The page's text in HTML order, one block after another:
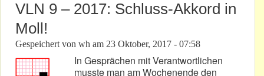
VLN 9 – 2017: Schluss-Akkord in
Moll!
Gespeichert von wh am 23 Oktober, 2017 - 07:58
In Gesprächen mit Verantwortlichen
musste man am Wochenende den